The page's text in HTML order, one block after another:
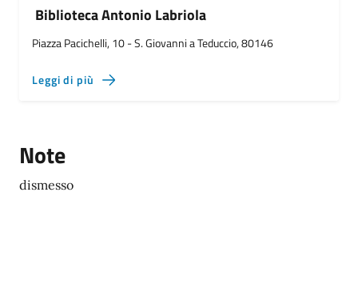
Biblioteca Antonio Labriola
Piazza Pacichelli, 10 - S. Giovanni a Teduccio, 80146
Leggi di più
Note
dismesso